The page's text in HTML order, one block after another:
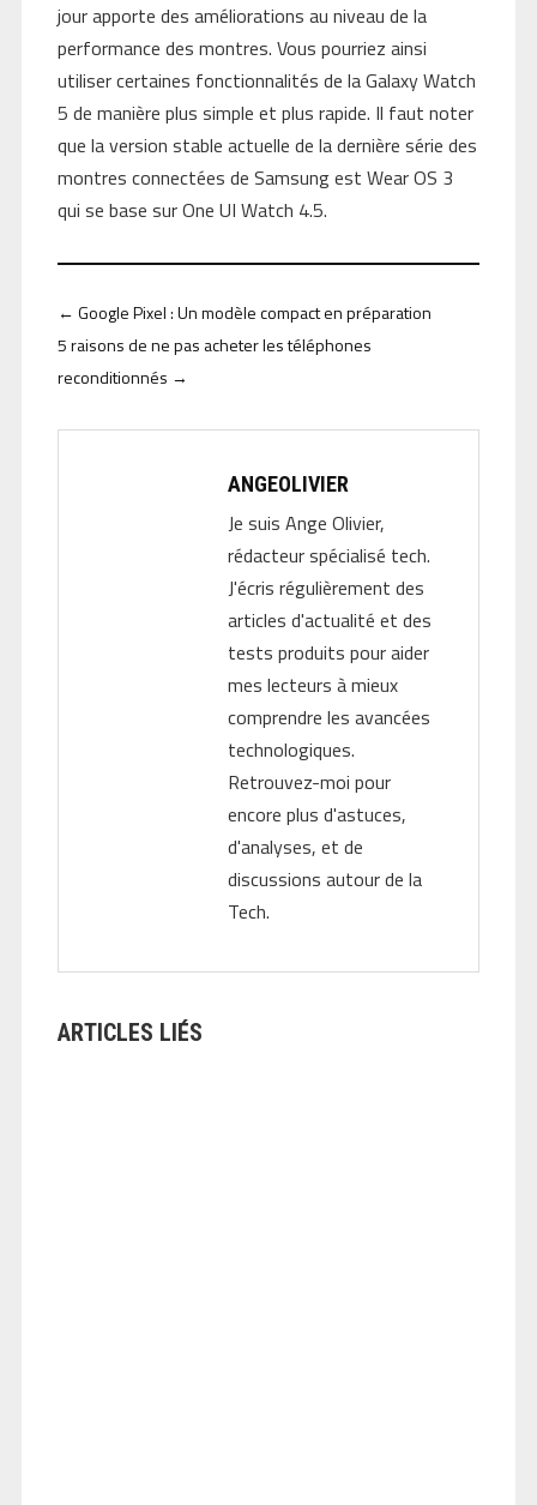
jour apporte des améliorations au niveau de la
performance des montres. Vous pourriez ainsi
utiliser certaines fonctionnalités de la Galaxy Watch
5 de manière plus simple et plus rapide. Il faut noter
que la version stable actuelle de la dernière série des
montres connectées de Samsung est Wear OS 3
qui se base sur One UI Watch 4.5.
← Google Pixel : Un modèle compact en préparation
5 raisons de ne pas acheter les téléphones
reconditionnés →
ANGEOLIVIER
Je suis Ange Olivier,
rédacteur spécialisé tech.
J'écris régulièrement des
articles d'actualité et des
tests produits pour aider
mes lecteurs à mieux
comprendre les avancées
technologiques.
Retrouvez-moi pour
encore plus d'astuces,
d'analyses, et de
discussions autour de la
Tech.
ARTICLES LIÉS